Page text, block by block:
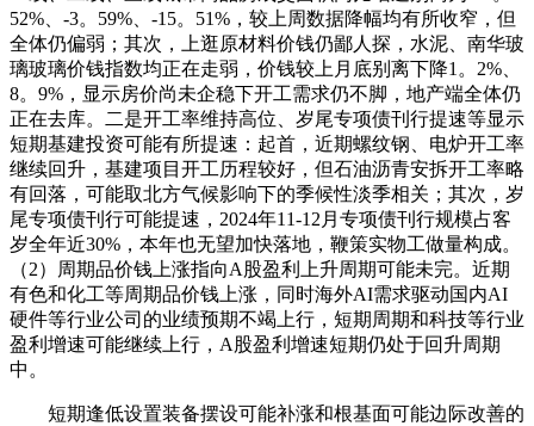
52%、-3。59%、-15。51%，较上周数据降幅均有所收窄，但
全体仍偏弱；其次，上逛原材料价钱仍鄙人探，水泥、南华玻
璃玻璃价钱指数均正在走弱，价钱较上月底别离下降1。2%、
8。9%，显示房价尚未企稳下开工需求仍不脚，地产端全体仍
正在去库。二是开工率维持高位、岁尾专项债刊行提速等显示
短期基建投资可能有所提速：起首，近期螺纹钢、电炉开工率
继续回升，基建项目开工历程较好，但石油沥青安拆开工率略
有回落，可能取北方气候影响下的季候性淡季相关；其次，岁
尾专项债刊行可能提速，2024年11-12月专项债刊行规模占客
岁全年近30%，本年也无望加快落地，鞭策实物工做量构成。
（2）周期品价钱上涨指向A股盈利上升周期可能未完。近期
有色和化工等周期品价钱上涨，同时海外AI需求驱动国内AI
硬件等行业公司的业绩预期不竭上行，短期周期和科技等行业
盈利增速可能继续上行，A股盈利增速短期仍处于回升周期
中。
短期逢低设置装备摆设可能补涨和根基面可能边际改善的